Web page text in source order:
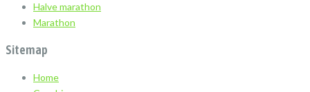
Halve marathon
Marathon
Sitemap
Home